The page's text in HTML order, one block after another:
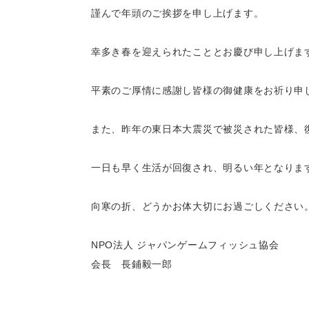
謹んで年頭のご挨拶を申し上げます。
幸多き春を迎えられたこととお慶び申し上げま
平素のご厚情に感謝し皆様の御健康をお祈り
また、昨年の東日本大震災で被災された皆様
一日も早く生活が回復され、明るい年となりま
向寒の折、どうかお体大切にお過ごしください
NPO法人 ジャパンゲームフィッシュ協会
会長 長鋪毅一郎